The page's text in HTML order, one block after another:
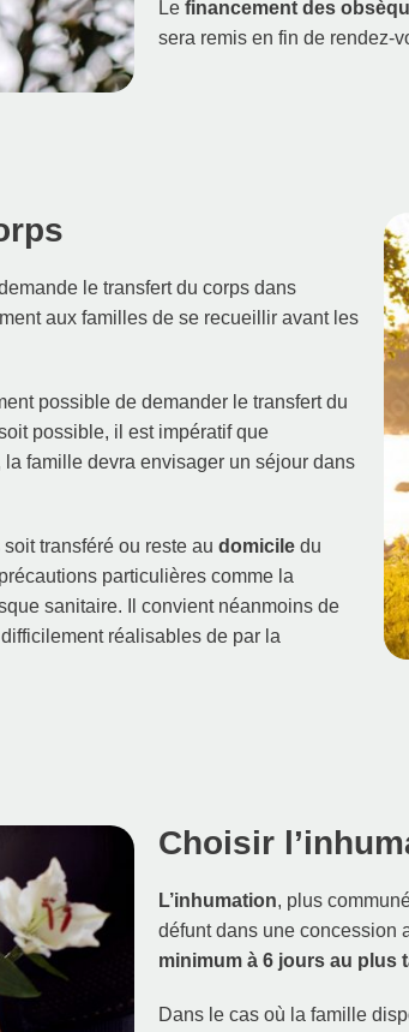
Lefinancement des
sera remis en fin de rendez-
le transfert du corps dans
aux familles de se recueillir avant les
possible de demander le transfert du
possible, il est impératif que
la famille devra envisager un séjour dans
transféré ou reste au domicile du
particulières comme la
sanitaire. Il convient néanmoins de
réalisables de par la
Choisir
L’inhumation, plus
défunt dans une concession
minimum à 6 jours au plus
Dans le cas où la famille